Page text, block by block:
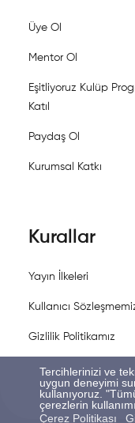
Tercihlerinizi ve
uygun deneyimi
kullanıyoruz.
çerezlerin
Çerez Politikası
Üye Ol
Mentor Ol
Eşitliyoruz Kulüp
Katıl
Paydaş Ol
Kurumsal Katkı
Kurallar
Yayın İlkeleri
Kullanıcı
Gizlilik Politikamız